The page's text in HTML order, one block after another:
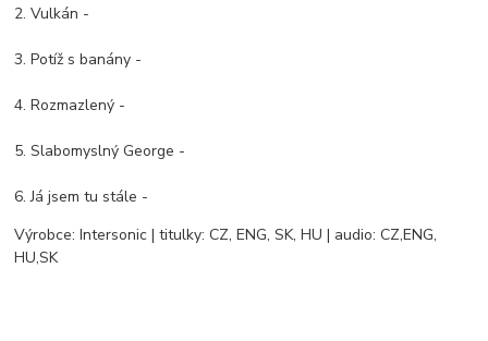
2. Vulkán -
3. Potíž s banány -
4. Rozmazlený -
5. Slabomyslný George -
6. Já jsem tu stále -
Výrobce: Intersonic | titulky: CZ, ENG, SK, HU | audio: CZ,ENG,
HU,SK